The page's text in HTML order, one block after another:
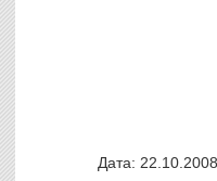
Дата: 22.10.2008